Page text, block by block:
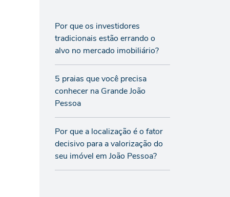
Por que os investidores
tradicionais estão errando o
alvo no mercado imobiliário?
5 praias que você precisa
conhecer na Grande João
Pessoa
Por que a localização é o fator
decisivo para a valorização do
seu imóvel em João Pessoa?